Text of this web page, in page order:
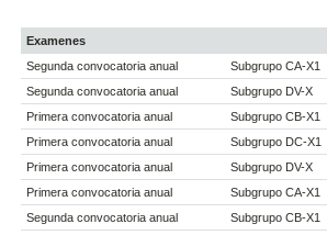
Examenes
Segunda convocatoria anual
Subgrupo CA-X1
Segunda convocatoria anual
Subgrupo DV-X
Primera convocatoria anual
Subgrupo CB-X1
Primera convocatoria anual
Subgrupo DC-X1
Primera convocatoria anual
Subgrupo DV-X
Primera convocatoria anual
Subgrupo CA-X1
Segunda convocatoria anual
Subgrupo CB-X1